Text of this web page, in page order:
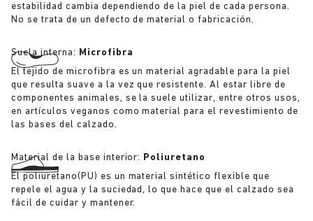
estabilidad cambia dependiendo de la piel de cada persona.
No se trata de un defecto de material o fabricación.
Suela interna: Microfibra
El tejido de microfibra es un material agradable para la piel
que resulta suave a la vez que resistente. Al estar libre de
componentes animales, se la suele utilizar, entre otros usos,
en artículos veganos como material para el revestimiento de
las bases del calzado.
Material de la base interior: Poliuretano
El poliuretano(PU) es un material sintético flexible que
repele el agua y la suciedad, lo que hace que el calzado sea
fácil de cuidar y mantener.